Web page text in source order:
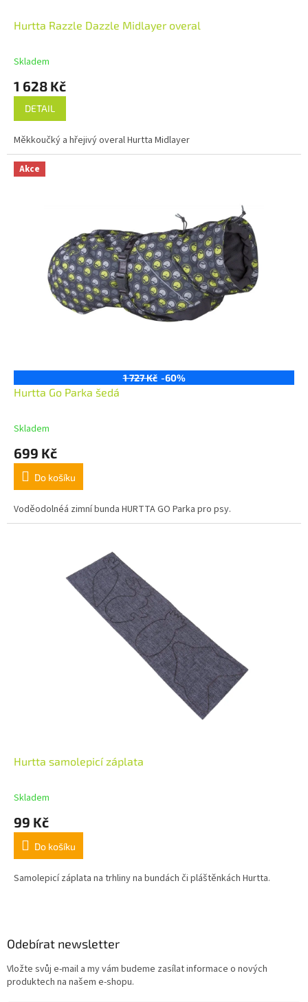
Hurtta Razzle Dazzle Midlayer overal
Skladem
1 628 Kč
DETAIL
Měkkoučký a hřejivý overal Hurtta Midlayer
Akce
1 727 Kč -60%
Hurtta Go Parka šedá
Skladem
699 Kč
Do košíku
Voděodolnéá zimní bunda HURTTA GO Parka pro psy.
Hurtta samolepicí záplata
Skladem
99 Kč
Do košíku
Samolepicí záplata na trhliny na bundách či pláštěnkách Hurtta.
Odebírat newsletter
Vložte svůj e-mail a my vám budeme zasílat informace o nových
produktech na našem e-shopu.